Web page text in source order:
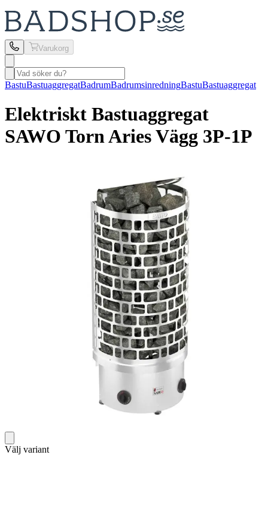
Varukorg
BastuBastuaggregatBadrumBadrumsinredningBastuBastuaggregat
Elektriskt Bastuaggregat
SAWO Torn Aries Vägg 3P-1P
Välj variant